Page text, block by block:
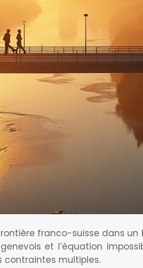
franco-suisse dans
et l’équation
contraintes multiples.